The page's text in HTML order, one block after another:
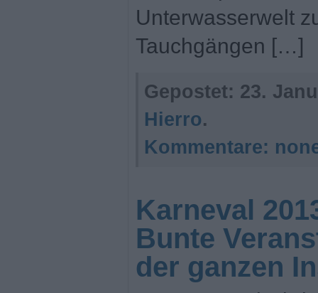
Unterwasserwelt
Tauchgängen […]
Gepostet: 23.
Hierro.
Kommentare:
Karneval
Bunte
der ganzen